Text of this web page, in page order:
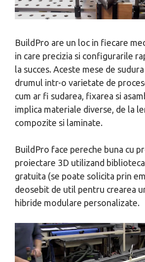
BuildPro are un loc in fiecare
in care precizia si configurarile
la succes. Aceste mese de
drumul intr-o varietate de
cum ar fi sudarea, fixarea si
implica materiale diverse, de la
compozite si laminate.
BuildPro face pereche buna cu
proiectare 3D utilizand
gratuita (se poate solicita prin
deosebit de util pentru crearea
hibride modulare personalizate.